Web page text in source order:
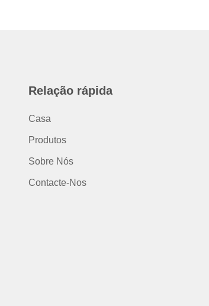
Relação rápida
Casa
Produtos
Sobre Nós
Contacte-Nos